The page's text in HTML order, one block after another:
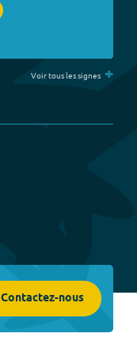
Voir tous les signes +
Contactez-nous